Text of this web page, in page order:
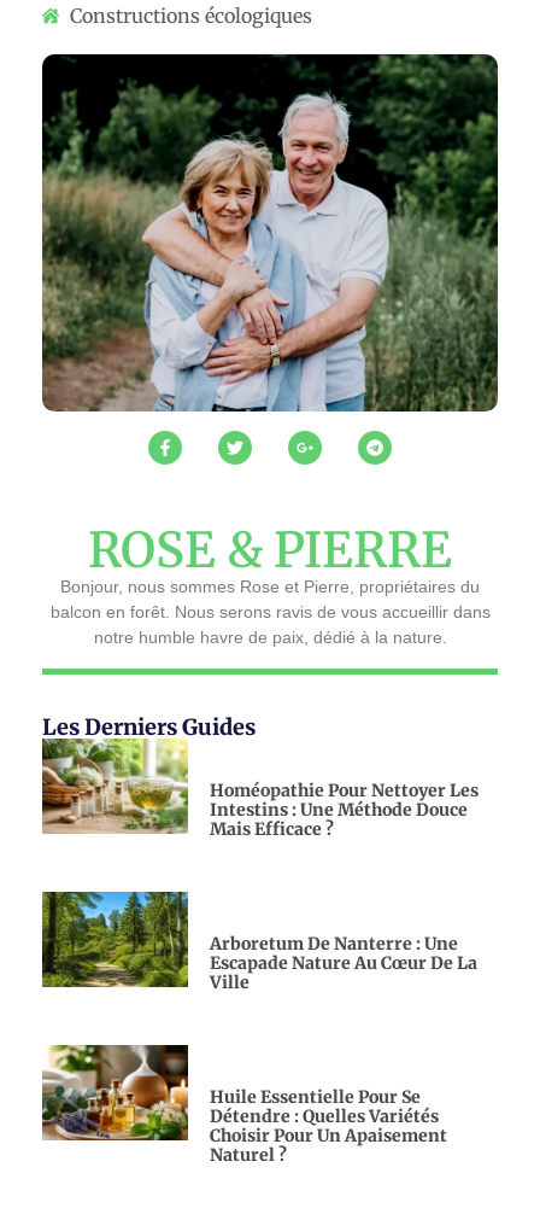
Constructions écologiques
ROSE & PIERRE
Bonjour, nous sommes Rose et Pierre, propriétaires du
balcon en forêt. Nous serons ravis de vous accueillir dans
notre humble havre de paix, dédié à la nature.
Les Derniers Guides
Homéopathie Pour Nettoyer Les
Intestins : Une Méthode Douce
Mais Efficace ?
Arboretum De Nanterre : Une
Escapade Nature Au Cœur De La
Ville
Huile Essentielle Pour Se
Détendre : Quelles Variétés
Choisir Pour Un Apaisement
Naturel ?